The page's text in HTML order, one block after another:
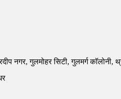
नगर, गुलमोहर सिटी, गुलमर्ग